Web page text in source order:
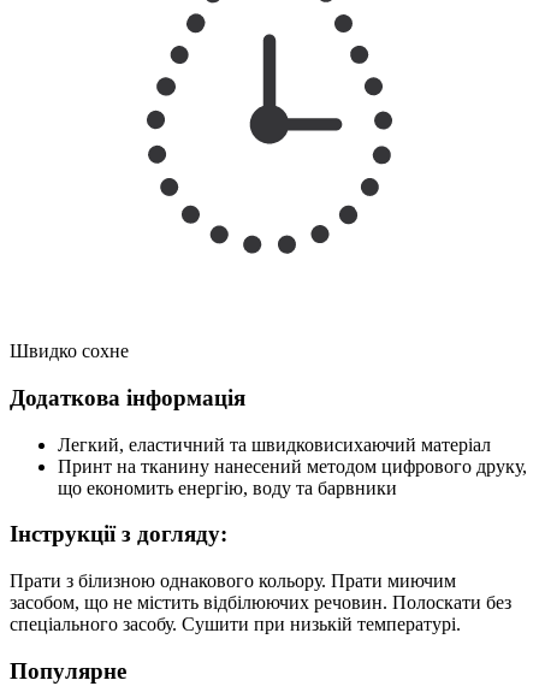
Швидко сохне
Додаткова інформація
Легкий, еластичний та швидковисихаючий матеріал
Принт на тканину нанесений методом цифрового друку,
що економить енергію, воду та барвники
Інструкції з догляду:
Прати з білизною однакового кольору. Прати миючим
засобом, що не містить відбілюючих речовин. Полоскати без
спеціального засобу. Сушити при низькій температурі.
Популярне